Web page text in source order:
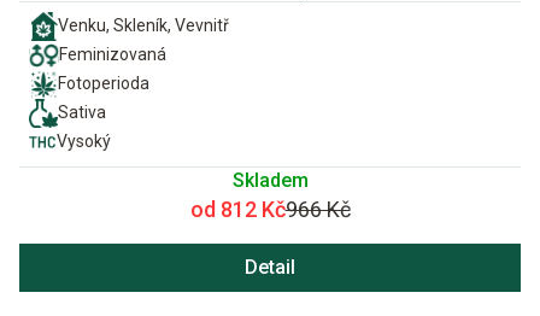
Venku, Skleník, Vevnitř
Feminizovaná
Fotoperioda
Sativa
Vysoký
Skladem
od 812 Kč966 Kč
Detail